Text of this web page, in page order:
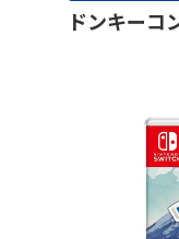
ドンキーコ